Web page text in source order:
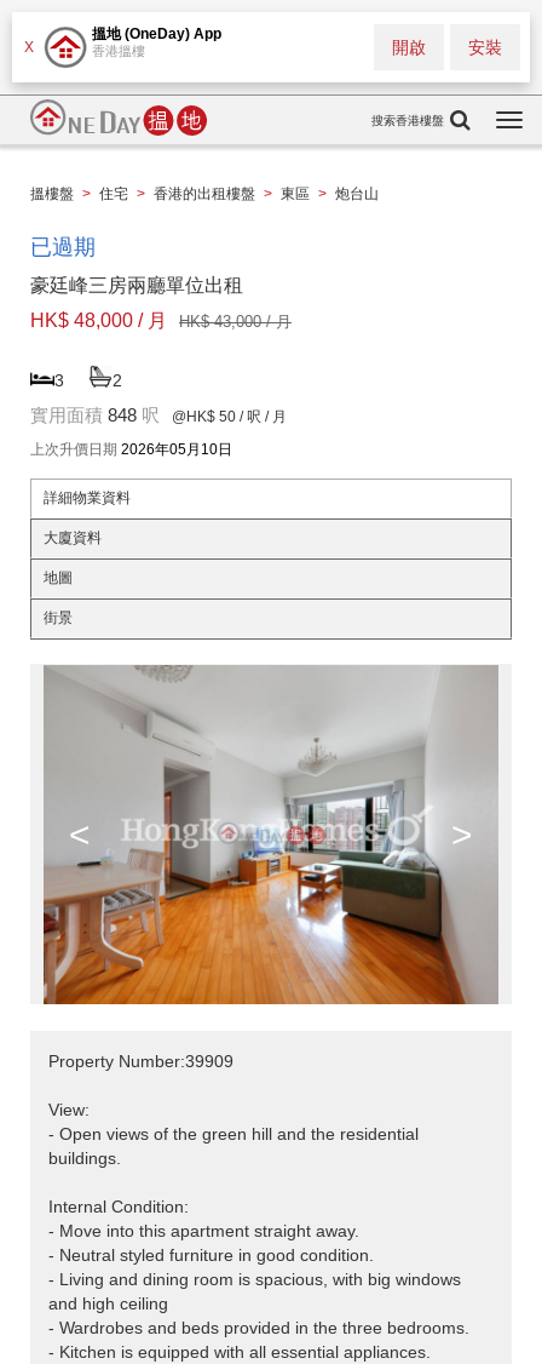
X
搵地 (OneDay) App
香港搵樓 安裝
開啟
搜索香港樓盤
搵樓盤 > 住宅 > 香港的出租樓盤 > 東區 > 炮台山
已過期
豪廷峰三房兩廳單位出租
HK$ 48,000 / 月
HK$ 43,000 / 月
3 2
實用面積 848 呎 @HK$ 50 / 呎 / 月
上次升價日期 2026年05月10日
詳細物業資料
大廈資料
地圖
街景
< >
Property Number:39909
View:
- Open views of the green hill and the residential
buildings.
Internal Condition:
- Move into this apartment straight away.
- Neutral styled furniture in good condition.
- Living and dining room is spacious, with big windows
and high ceiling
- Wardrobes and beds provided in the three bedrooms.
- Kitchen is equipped with all essential appliances.